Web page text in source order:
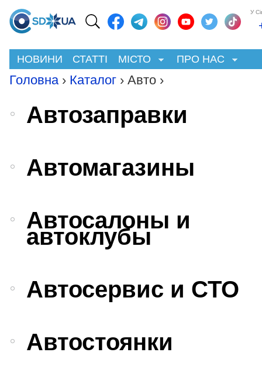
У
НОВИНИ СТАТТІ МІСТО ПРО НАС
Головна › Каталог › Авто ›
Автозаправки
Автомагазины
Автосалоны и
автоклубы
Автосервис и СТО
Автостоянки